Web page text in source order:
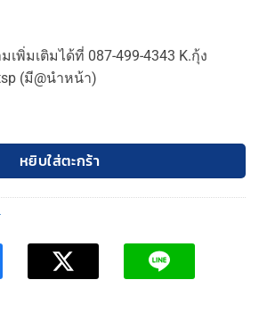
พิ่มเติมได้ที่ 087-499-4343 K.กุ้ง
(มี@นำหน้า)
โคมตกแต่งเพดาน LED 200W แสงขาว กันน้ำ ชิ้
หยิบใส่ตะกร้า